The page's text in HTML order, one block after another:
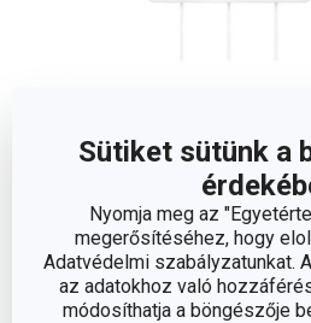
Sütiket sütünk a
Nyomja meg az
megerősítéséhez, hogy
Adatvédelmi szabályzatunkat.
az adatokhoz való
módosíthatja a böngészője
A TERMÉK HOSSZA (CM)